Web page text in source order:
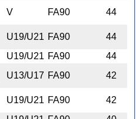
V FA90 44
U19/U21 FA90
44
U19/U21 FA90
44
U13/U17 FA90 42
U19/U21 FA90
42